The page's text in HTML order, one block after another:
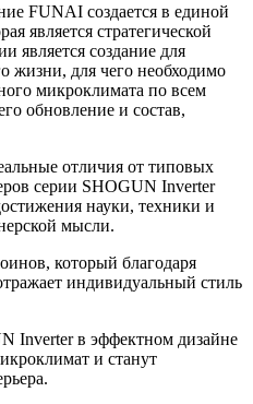
FUNAI создается в единой
является стратегической
является создание для
жизни, для чего необходимо
микроклимата по всем
обновление и состав,
отличия от типовых
серии SHOGUN Inverter
науки, техники и
мысли.
который благодаря
индивидуальный стиль
Inverter в эффектном дизайне
и станут